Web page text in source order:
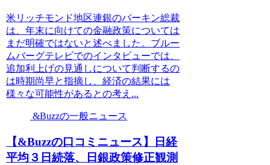
米リッチモンド地区連銀のバーキン総裁
は、年末に向けての金融政策については
まだ明確ではないと述べました。ブルー
ムバーグテレビでのインタビューでは、
追加利上げの見通しについて判断するの
は時期尚早と指摘し、経済の結果には
様々な可能性があるとの考え...
&Buzzの一般ニュース
【&Buzzの口コミニュース】日経
平均３日続落、日銀政策修正観測